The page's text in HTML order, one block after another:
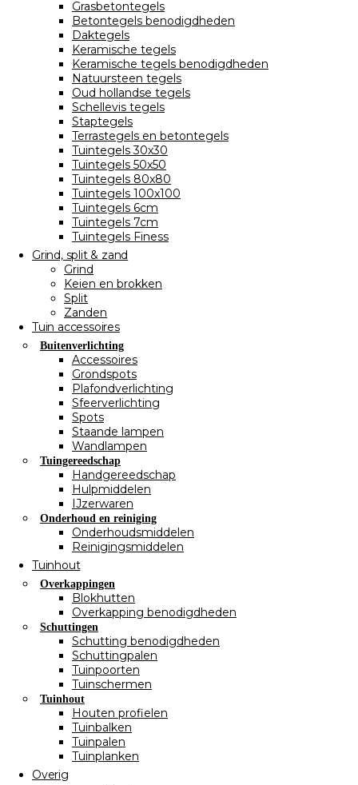
Grasbetontegels
Betontegels benodigdheden
Daktegels
Keramische tegels
Keramische tegels benodigdheden
Natuursteen tegels
Oud hollandse tegels
Schellevis tegels
Staptegels
Terrastegels en betontegels
Tuintegels 30x30
Tuintegels 50x50
Tuintegels 80x80
Tuintegels 100x100
Tuintegels 6cm
Tuintegels 7cm
Tuintegels Finess
Grind, split & zand
Grind
Keien en brokken
Split
Zanden
Tuin accessoires
Buitenverlichting
Accessoires
Grondspots
Plafondverlichting
Sfeerverlichting
Spots
Staande lampen
Wandlampen
Tuingereedschap
Handgereedschap
Hulpmiddelen
IJzerwaren
Onderhoud en reiniging
Onderhoudsmiddelen
Reinigingsmiddelen
Tuinhout
Overkappingen
Blokhutten
Overkapping benodigdheden
Schuttingen
Schutting benodigdheden
Schuttingpalen
Tuinpoorten
Tuinschermen
Tuinhout
Houten profielen
Tuinbalken
Tuinpalen
Tuinplanken
Overig